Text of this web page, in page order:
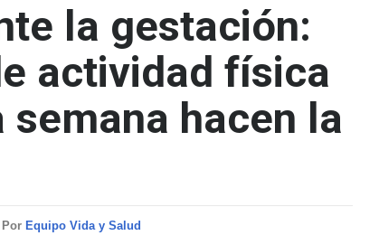
la gestación:
actividad física
hacen la
Por Equipo Vida y Salud